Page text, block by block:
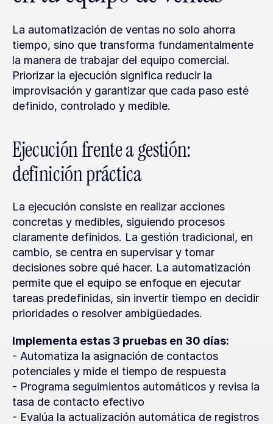
La automatización de ventas no solo ahorra
tiempo, sino que transforma fundamentalmente
la manera de trabajar del equipo comercial.
Priorizar la ejecución significa reducir la
improvisación y garantizar que cada paso esté
definido, controlado y medible.
Ejecución frente a gestión:
definición práctica
La ejecución consiste en realizar acciones
concretas y medibles, siguiendo procesos
claramente definidos. La gestión tradicional, en
cambio, se centra en supervisar y tomar
decisiones sobre qué hacer. La automatización
permite que el equipo se enfoque en ejecutar
tareas predefinidas, sin invertir tiempo en decidir
prioridades o resolver ambigüedades.
Implementa estas 3 pruebas en 30 días:
- Automatiza la asignación de contactos
potenciales y mide el tiempo de respuesta
- Programa seguimientos automáticos y revisa la
tasa de contacto efectivo
- Evalúa la actualización automática de registros